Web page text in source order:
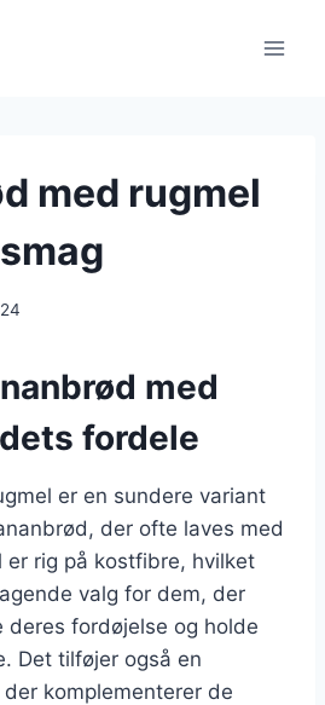
med rugmel
med
fordele
er en sundere variant
der ofte laves med
er rig på kostfibre, hvilket
valg for dem, der
deres fordøjelse og holde
Det tilføjer også en
komplementerer de